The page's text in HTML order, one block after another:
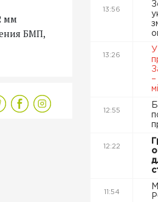
мм
БМП,
13:56
13:26
У
–
12:55
12:22
11:54